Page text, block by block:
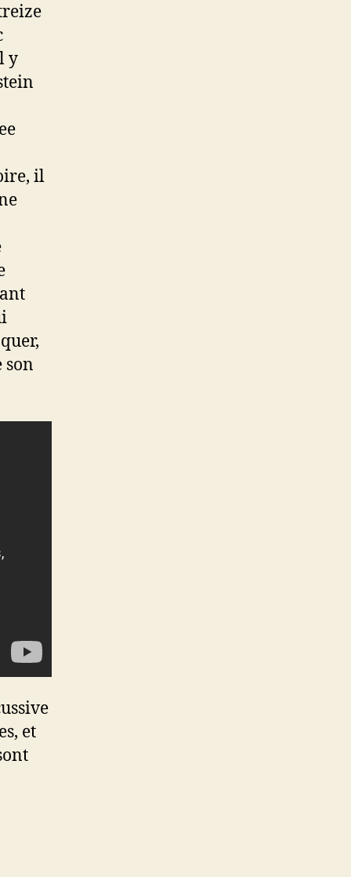
y
il
son
et